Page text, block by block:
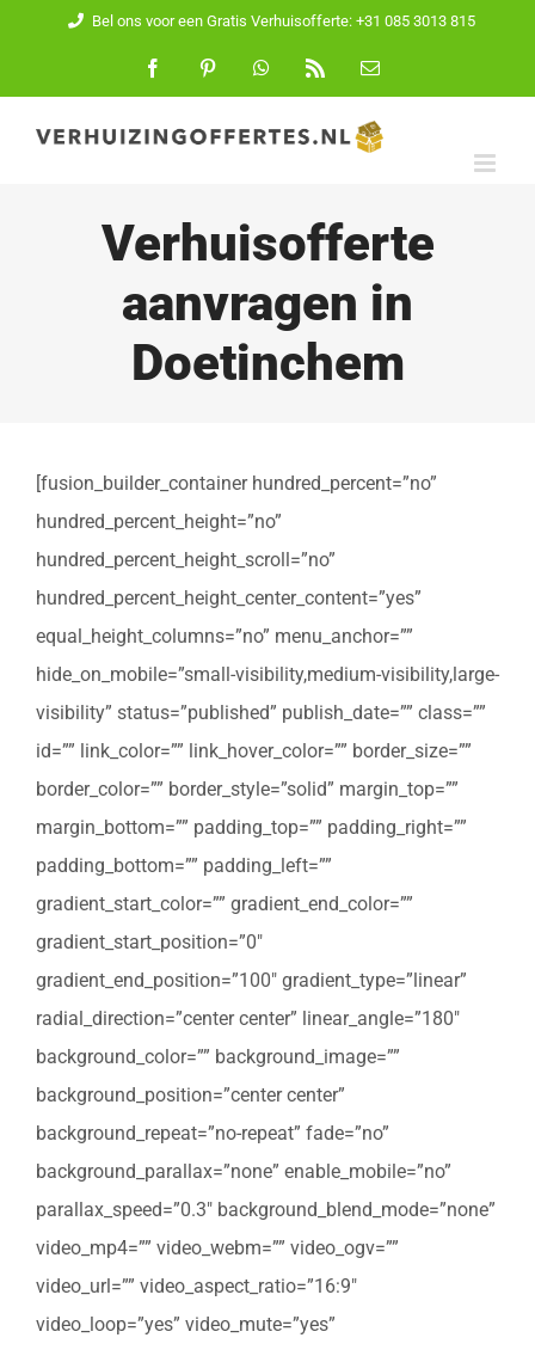
inhoud
Bel ons voor een Gratis Verhuisofferte: +31 085 3013 815
FacebookPinterest WhatsApp
E-
Verhuisofferte
aanvragen in
Doetinchem
[fusion_builder_container hundred_percent=”no”
hundred_percent_height=”no”
hundred_percent_height_scroll=”no”
hundred_percent_height_center_content=”yes”
equal_height_columns=”no” menu_anchor=””
hide_on_mobile=”small-visibility,medium-visibility,large-
visibility” status=”published” publish_date=”” class=””
id=”” link_color=”” link_hover_color=”” border_size=””
border_color=”” border_style=”solid” margin_top=””
margin_bottom=”” padding_top=”” padding_right=””
padding_bottom=”” padding_left=””
gradient_start_color=”” gradient_end_color=””
gradient_start_position=”0″
gradient_end_position=”100″ gradient_type=”linear”
radial_direction=”center center” linear_angle=”180″
background_color=”” background_image=””
background_position=”center center”
background_repeat=”no-repeat” fade=”no”
background_parallax=”none” enable_mobile=”no”
parallax_speed=”0.3″ background_blend_mode=”none”
video_mp4=”” video_webm=”” video_ogv=””
video_url=”” video_aspect_ratio=”16:9″
video_loop=”yes” video_mute=”yes”